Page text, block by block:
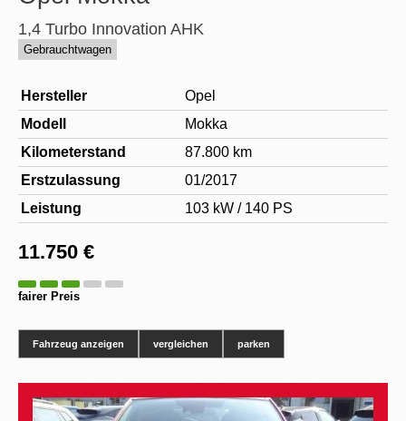
1,4 Turbo Innovation AHK
Gebrauchtwagen
Hersteller
Opel
Modell
Mokka
Kilometerstand
87.800 km
Erstzulassung
01/2017
Leistung
103 kW / 140 PS
11.750 €
fairer Preis
Fahrzeug anzeigen vergleichen parken